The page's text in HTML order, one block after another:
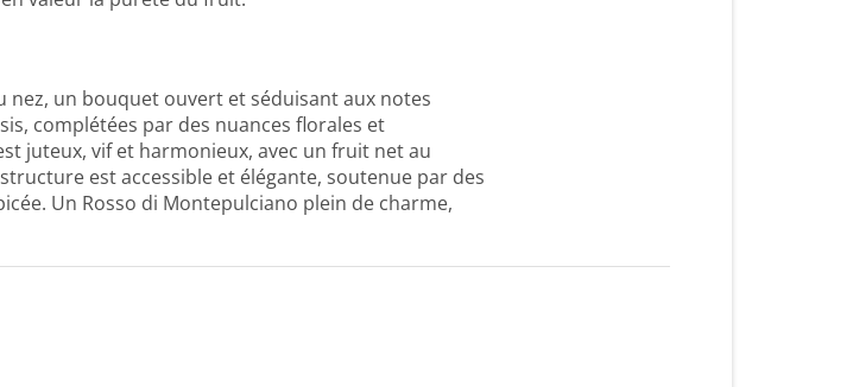
nez, un bouquet ouvert et séduisant aux notes
complétées par des nuances florales et
juteux, vif et harmonieux, avec un fruit net au
est accessible et élégante, soutenue par des
Un Rosso di Montepulciano plein de charme,